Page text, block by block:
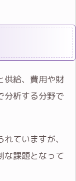
供給、費用や財
分析する分野で
ていますが、
な課題となって